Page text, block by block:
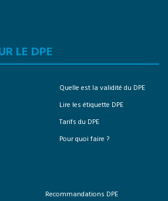
LE DPE
Quelle est la validité du DPE
Lire les étiquette DPE
Tarifs du DPE
Pour quoi faire ?
Recommandations DPE